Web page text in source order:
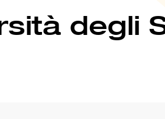
degli